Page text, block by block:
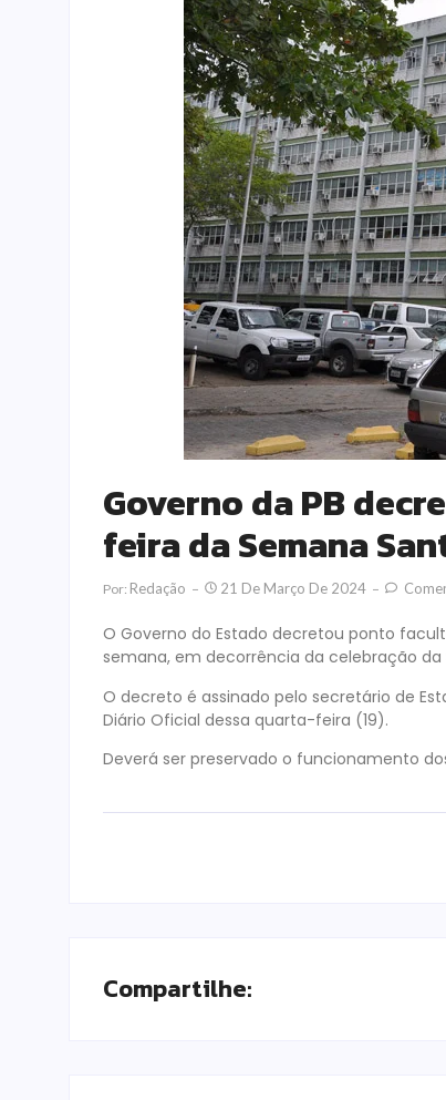
Governo da PB
feira da Semana
Por: Redação 21 De Março De 2024
O Governo do Estado decretou ponto
semana, em decorrência da celebração da
O decreto é assinado pelo secretário de
Diário Oficial dessa quarta-feira (19).
Deverá ser preservado o funcionamento
Compartilhe: